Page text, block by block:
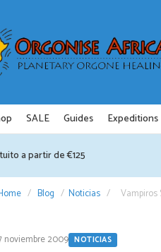
SALE Guides Expeditions
a partir de €125
/ Blog / Noticias / Vampiros
noviembre 2009 NOTICIAS